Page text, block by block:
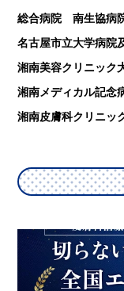
総合病院 南生協病
名古屋市立大学病
湘南美容クリニッ
湘南メディカル記
湘南皮膚科クリニ